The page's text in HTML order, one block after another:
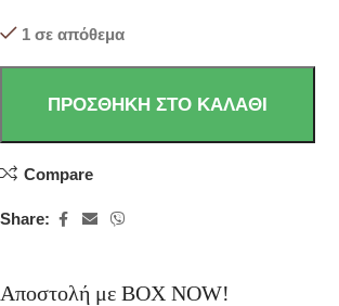
1 σε απόθεμα
ΠΡΟΣΘΉΚΗ ΣΤΟ ΚΑΛΆΘΙ
Compare
Share:
Αποστολή με BOX NOW!